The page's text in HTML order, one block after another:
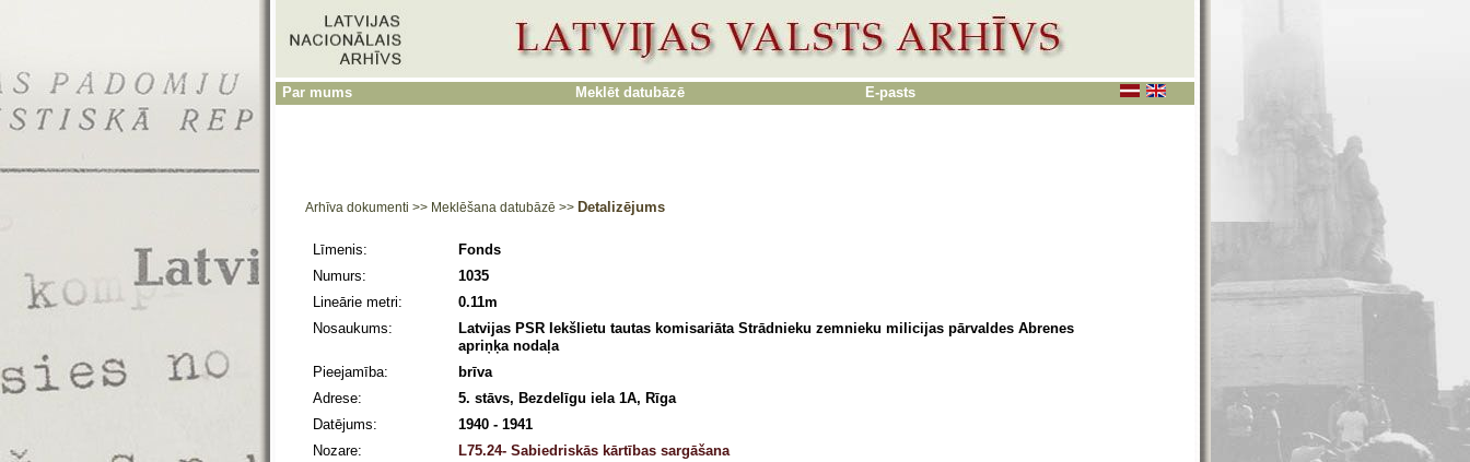
Par mums Meklēt datubāzē E-pasts
Arhīva dokumenti >> Meklēšana datubāzē >> Detalizējums
Līmenis:
Fonds
Numurs:
1035
Lineārie metri:
0.11m
Nosaukums:
Latvijas PSR Iekšlietu tautas komisariāta Strādnieku zemnieku milicijas pārvaldes Abrenes
apriņķa nodaļa
Pieejamība:
brīva
Adrese:
5. stāvs, Bezdelīgu iela 1A, Rīga
Datējums:
1940 - 1941
Nozare:
L75.24- Sabiedriskās kārtības sargāšana